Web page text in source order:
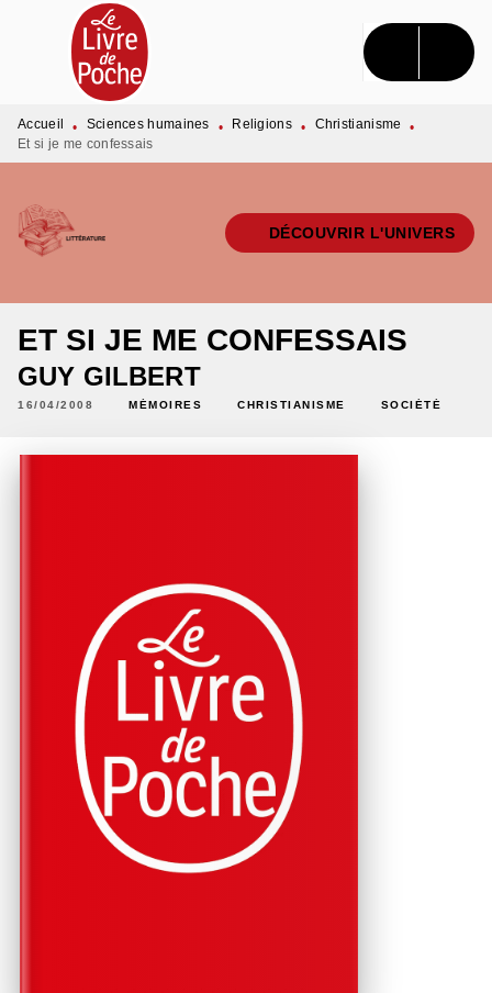
MENU RECHERCHE CONTENU
PIED DE PAGE
Accueil • Sciences humaines • Religions • Christianisme
•
Et si je me confessais
DÉCOUVRIR L'UNIVERS
ET SI JE ME CONFESSAIS
GUY GILBERT
16/04/2008 MÉMOIRES CHRISTIANISME SOCIÉTÉ